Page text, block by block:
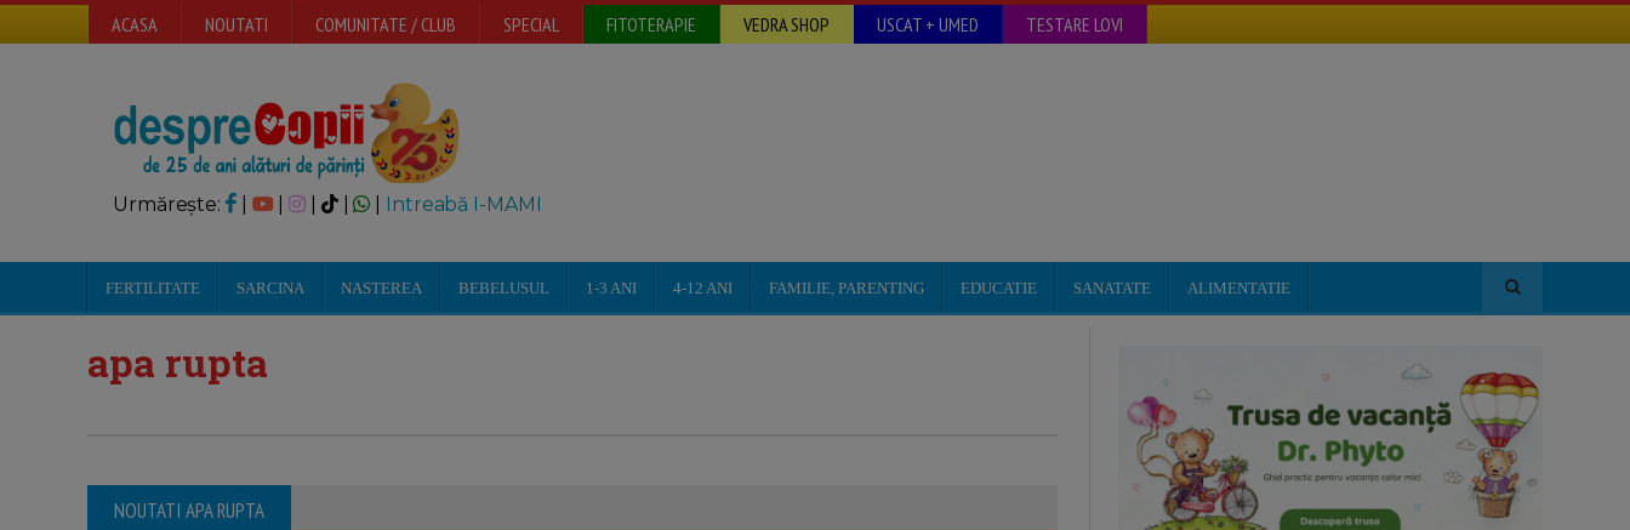
ACASA NOUTATI COMUNITATE / CLUB SPECIAL FITOTERAPIE VEDRA SHOP USCAT + UMED TESTARE LOVI
Urmărește: | | Intreabă I-MAMI
FERTILITATE SARCINA NASTEREA BEBELUSUL 1-3 ANI 4-12 ANI FAMILIE, PARENTING EDUCATIE SANATATE ALIMENTATIE
apa rupta
NOUTATI APA RUPTA